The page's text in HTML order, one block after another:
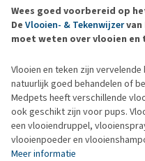
Wees goed voorbereid op
De Vlooien- & Tekenwijzervan
moet weten over vlooien en
Vlooien en teken zijn
natuurlijk goed behandelen of
Medpets heeft verschillende
ook geschikt zijn voor pups.
een vlooiendruppel,
vlooienpoeder en
Meer informatie